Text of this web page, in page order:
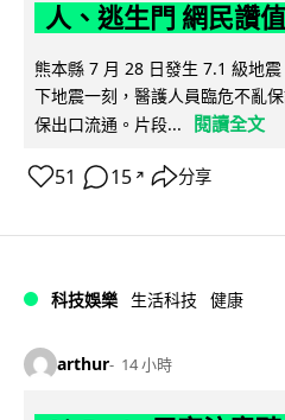
人、逃生門 網民讚
熊本縣 7 月 28 日發生 7.1 級地
下地震一刻，醫護人員臨危不亂
保出口流通。片段...
閱讀全文
51 15 ↗ 分享
科技娛樂 生活科技 健康
arthur 14 小時